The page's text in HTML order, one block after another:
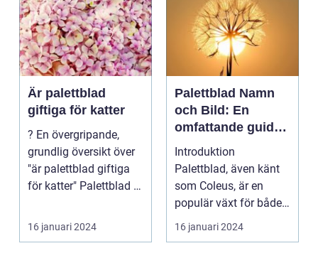
Är palettblad
giftiga för katter
? En övergripande,
grundlig översikt över
"är palettblad giftiga
för katter" Palettblad är
16 januari 2024
Palettblad Namn
och Bild: En
omfattande guide
för
trädgårdsälskare
Introduktion
Palettblad, även känt
som Coleus, är en
populär växt för både
inomhus och
utomhusbruk. ...
16 januari 2024